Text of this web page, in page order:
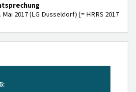
Mai 2017 (LG Düsseldorf) [= HRRS 2017